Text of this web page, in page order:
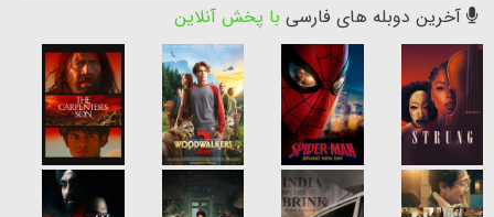
آخرین دوبله های فارسی با پخش آنلاین